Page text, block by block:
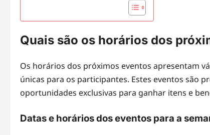
Quais são os horários dos
Os horários dos próximos eventos apresentam
únicas para os participantes. Estes eventos são
oportunidades exclusivas para ganhar itens e
Datas e horários dos eventos para a